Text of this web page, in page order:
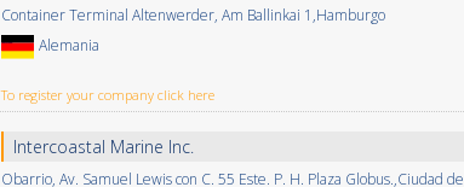
Container Terminal Altenwerder, Am Ballinkai 1,Hamburgo
Alemania
To register your company click here
Intercoastal Marine Inc.
Obarrio, Av. Samuel Lewis con C. 55 Este. P. H. Plaza Globus.,Ciudad de